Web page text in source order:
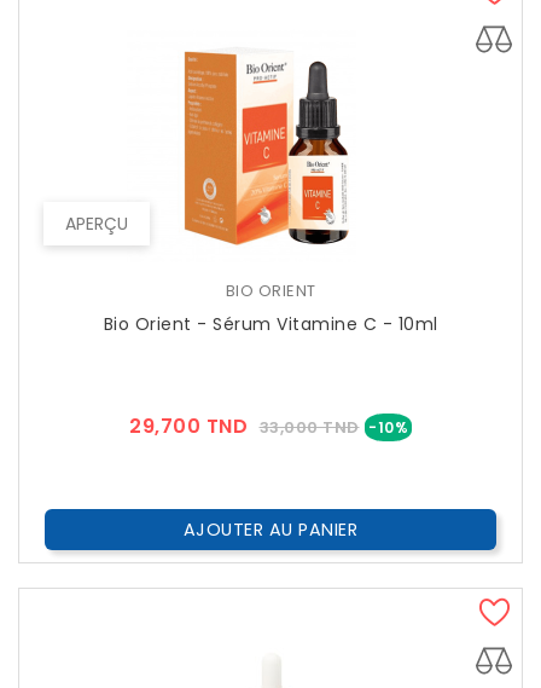
APERÇU
BIO ORIENT
Bio Orient - Sérum Vitamine C - 10ml
29,700 TND Prix
33,000 TND -10%Prix
AJOUTER AU PANIER